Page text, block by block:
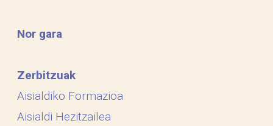
Nor gara
Zerbitzuak
Aisialdiko Formazioa
Aisialdi Hezitzailea